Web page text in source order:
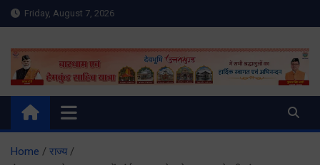
Skip
to
Friday, August 7, 2026
Meru Raibar | Uttarakhand
News | Uttarkashi News
meruraibar.com
Home
राज्य